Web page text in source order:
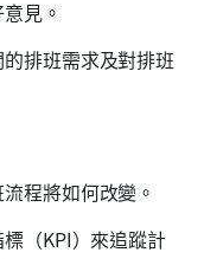
見。
排班需求及對排班
程將如何改變。
（KPI）來追蹤計